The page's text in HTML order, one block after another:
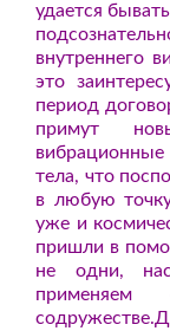
удается
внутреннего
это
период
примут
тела, что
в любую
уже и
пришли в
не одни,